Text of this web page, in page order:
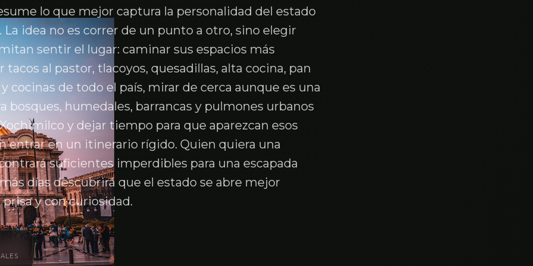
lo que mejor captura la personalidad del estado
idea no es correr de un punto a otro, sino elegir
sentir el lugar: caminar sus espacios más
al pastor, tlacoyos, quesadillas, alta cocina, pan
cocinas de todo el país, mirar de cerca aunque es una
bosques, humedales, barrancas y pulmones urbanos
y dejar tiempo para que aparezcan esos
entrar en un itinerario rígido. Quien quiera una
suficientes imperdibles para una escapada
días descubrirá que el estado se abre mejor
y con curiosidad.